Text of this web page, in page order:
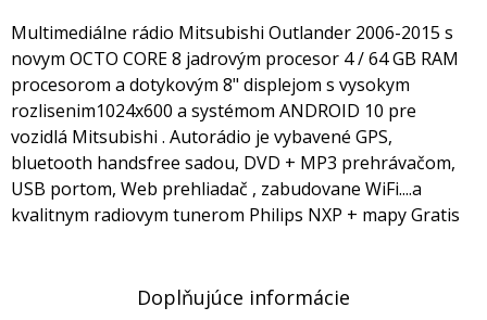
Multimediálne rádio Mitsubishi Outlander 2006-2015 s
novym OCTO CORE 8 jadrovým procesor 4 / 64 GB RAM
procesorom a dotykovým 8" displejom s vysokym
rozlisenim1024x600 a systémom ANDROID 10 pre
vozidlá Mitsubishi . Autorádio je vybavené GPS,
bluetooth handsfree sadou, DVD + MP3 prehrávačom,
USB portom, Web prehliadač , zabudovane WiFi....a
kvalitnym radiovym tunerom Philips NXP + mapy Gratis
Doplňujúce informácie